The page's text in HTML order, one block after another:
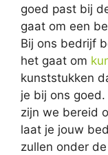
goed past bij
gaat om een
Bij ons bedrijf
het gaat om
kunststukken
je bij ons
zijn we bereid
laat je jouw
zullen onder